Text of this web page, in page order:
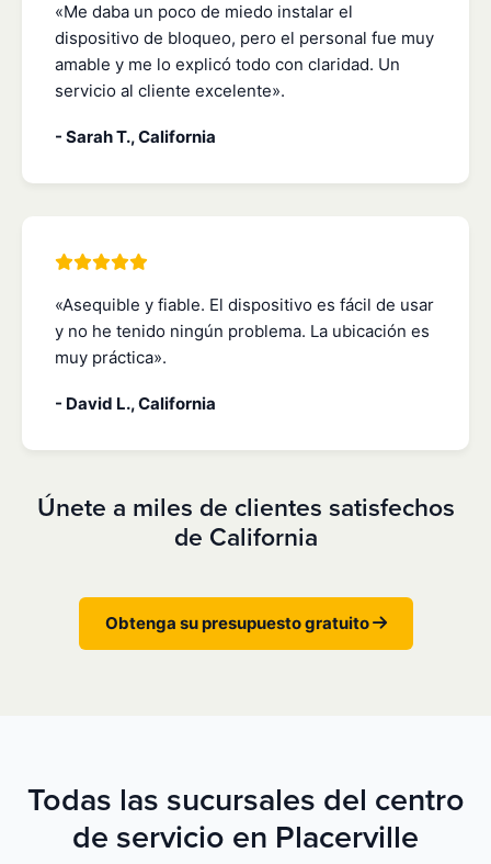
«Me daba un poco de miedo instalar el
dispositivo de bloqueo, pero el personal fue muy
amable y me lo explicó todo con claridad. Un
servicio al cliente excelente».
- Sarah T., California
«Asequible y fiable. El dispositivo es fácil de usar
y no he tenido ningún problema. La ubicación es
muy práctica».
- David L., California
Únete a miles de clientes satisfechos
de California
Obtenga su presupuesto gratuito
Todas las sucursales del centro
de servicio en Placerville